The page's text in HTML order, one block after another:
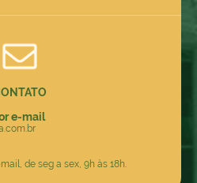
e-mail
de seg a sex, 9h às 18h.